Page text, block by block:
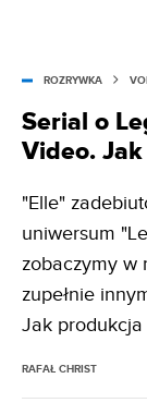
ROZRYWKA
Serial o
Video. Jak
"Elle"
uniwersum
zobaczymy w
zupełnie
Jak produkcja
RAFAŁ CHRIST